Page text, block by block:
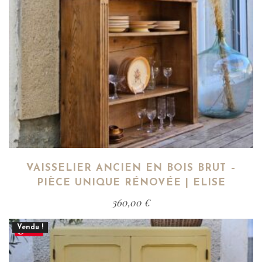
VAISSELIER ANCIEN EN BOIS BRUT –
PIÈCE UNIQUE RÉNOVÉE | ELISE
360,00 €
Save
Vendu !